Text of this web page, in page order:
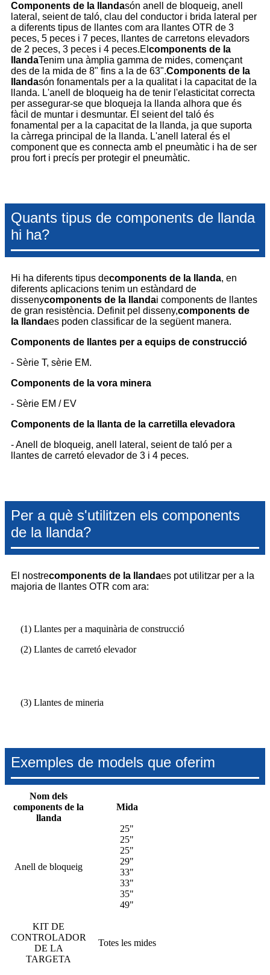
Components de la llandasón anell de bloqueig, anell
lateral, seient de taló, clau del conductor i brida lateral per
a diferents tipus de llantes com ara llantes OTR de 3
peces, 5 peces i 7 peces, llantes de carretons elevadors
de 2 peces, 3 peces i 4 peces.El components de la
llandaTenim una àmplia gamma de mides, començant
des de la mida de 8" fins a la de 63".Components de la
llandasón fonamentals per a la qualitat i la capacitat de la
llanda. L'anell de bloqueig ha de tenir l'elasticitat correcta
per assegurar-se que bloqueja la llanda alhora que és
fàcil de muntar i desmuntar. El seient del taló és
fonamental per a la capacitat de la llanda, ja que suporta
la càrrega principal de la llanda. L'anell lateral és el
component que es connecta amb el pneumàtic i ha de ser
prou fort i precís per protegir el pneumàtic.
Quants tipus de components de llanda
hi ha?
Hi ha diferents tipus decomponents de la llanda, en
diferents aplicacions tenim un estàndard de
dissenycomponents de la llandai components de llantes
de gran resistència. Definit pel disseny,components de
la llandaes poden classificar de la següent manera.
Components de llantes per a equips de construcció
- Sèrie T, sèrie EM.
Components de la vora minera
- Sèrie EM / EV
Components de la llanta de la carretilla elevadora
- Anell de bloqueig, anell lateral, seient de taló per a
llantes de carretó elevador de 3 i 4 peces.
Per a què s'utilitzen els components
de la llanda?
El nostrecomponents de la llandaes pot utilitzar per a la
majoria de llantes OTR com ara:
(1) Llantes per a maquinària de construcció
(2) Llantes de carretó elevador
(3) Llantes de mineria
Exemples de models que oferim
Nom dels
components de la
llanda
Mida
Anell de bloqueig
25"
25"
25"
29"
33"
33"
35"
49"
KIT DE
CONTROLADOR
DE LA
TARGETA
Totes les mides